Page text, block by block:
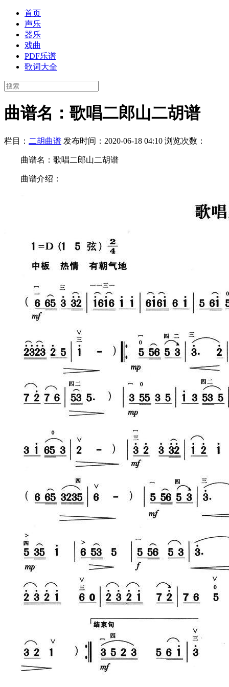
首页
声乐
器乐
戏曲
PDF乐谱
歌词大全
曲谱名：歌唱二郎山二胡谱
栏目： 二胡曲谱 发布时间：2020-06-18 04:10 浏览次数：
曲谱名：歌唱二郎山二胡谱
曲谱介绍：